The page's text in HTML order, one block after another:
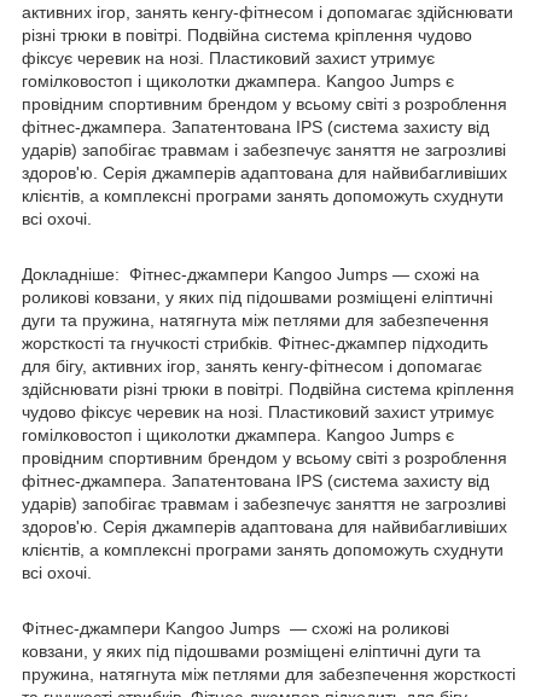
активних ігор, занять кенгу-фітнесом і допомагає здійснювати
різні трюки в повітрі. Подвійна система кріплення чудово
фіксує черевик на нозі. Пластиковий захист утримує
гомілковостоп і щиколотки джампера. Kangoo Jumps є
провідним спортивним брендом у всьому світі з розроблення
фітнес-джампера. Запатентована IPS (система захисту від
ударів) запобігає травмам і забезпечує заняття не загрозливі
здоров'ю. Серія джамперів адаптована для найвибагливіших
клієнтів, а комплексні програми занять допоможуть схуднути
всі охочі.
Докладніше: Фітнес-джампери Kangoo Jumps — схожі на
роликові ковзани, у яких під підошвами розміщені еліптичні
дуги та пружина, натягнута між петлями для забезпечення
жорсткості та гнучкості стрибків. Фітнес-джампер підходить
для бігу, активних ігор, занять кенгу-фітнесом і допомагає
здійснювати різні трюки в повітрі. Подвійна система кріплення
чудово фіксує черевик на нозі. Пластиковий захист утримує
гомілковостоп і щиколотки джампера. Kangoo Jumps є
провідним спортивним брендом у всьому світі з розроблення
фітнес-джампера. Запатентована IPS (система захисту від
ударів) запобігає травмам і забезпечує заняття не загрозливі
здоров'ю. Серія джамперів адаптована для найвибагливіших
клієнтів, а комплексні програми занять допоможуть схуднути
всі охочі.
Фітнес-джампери Kangoo Jumps — схожі на роликові
ковзани, у яких під підошвами розміщені еліптичні дуги та
пружина, натягнута між петлями для забезпечення жорсткості